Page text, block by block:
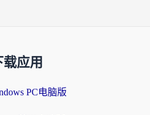
载应用
PC电脑版